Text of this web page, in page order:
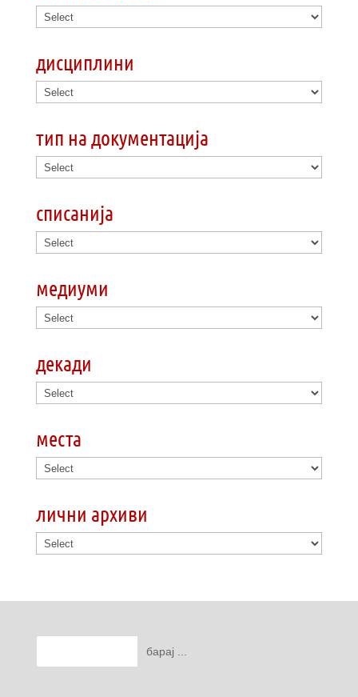
дисциплини
тип на документација
списанија
медиуми
декади
места
лични архиви